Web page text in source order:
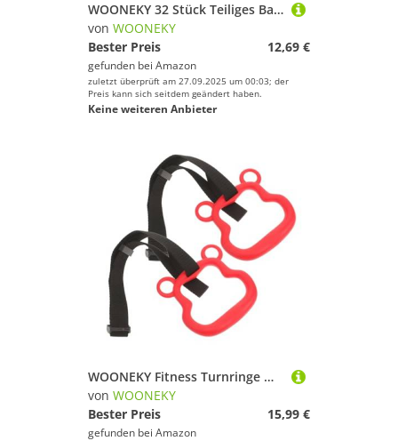
WOONEKY 32 Stück Teiliges Badminton mit Großen Köpfen Bunte Federbälle in Regenbogenfarben Geeignet für Indoor und Outdoor Sport Langlebige Federballspielzeuge für Park Schule und Garten
von WOONEKY
Bester Preis
12,69 €
gefunden bei Amazon
zuletzt überprüft am 27.09.2025 um 00:03; der
Preis kann sich seitdem geändert haben.
Keine weiteren Anbieter
WOONEKY Fitness Turnringe mit Verstellbaren Gurten für Zuhause und Outdoor rutschfeste Gymnastikringe zur Muskelstärkung Rückengesundheit und Krafttraining für Erwachsene
von WOONEKY
Bester Preis
15,99 €
gefunden bei Amazon